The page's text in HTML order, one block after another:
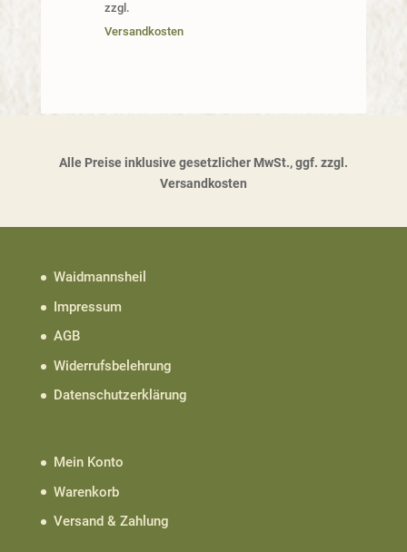
zzgl.
Versandkosten
Alle Preise inklusive gesetzlicher MwSt., ggf. zzgl.
Versandkosten
Waidmannsheil
Impressum
AGB
Widerrufsbelehrung
Datenschutzerklärung
Mein Konto
Warenkorb
Versand & Zahlung